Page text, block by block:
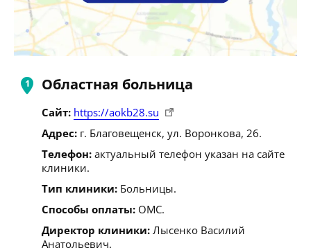
Областная больница
Сайт: https://aokb28.su
Адрес: г. Благовещенск, ул. Воронкова, 26.
Телефон: актуальный телефон указан на сайте
клиники.
Тип клиники: Больницы.
Способы оплаты: ОМС.
Директор клиники: Лысенко Василий
Анатольевич.